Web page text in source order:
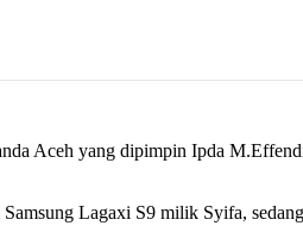
Aceh yang dipimpin Ipda
Lagaxi S9 milik Syifa,